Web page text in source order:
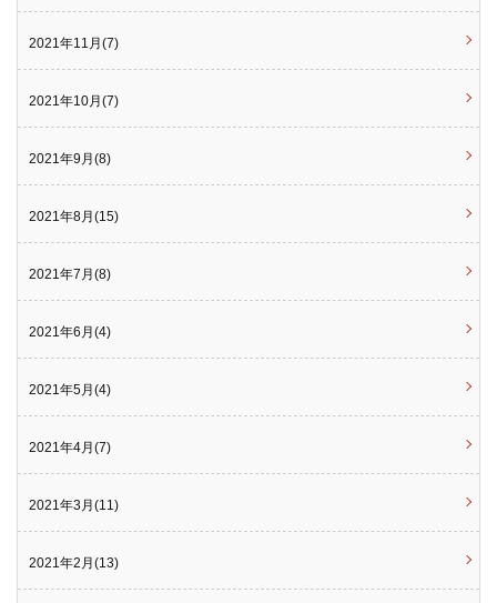
2021年11月(7)
2021年10月(7)
2021年9月(8)
2021年8月(15)
2021年7月(8)
2021年6月(4)
2021年5月(4)
2021年4月(7)
2021年3月(11)
2021年2月(13)